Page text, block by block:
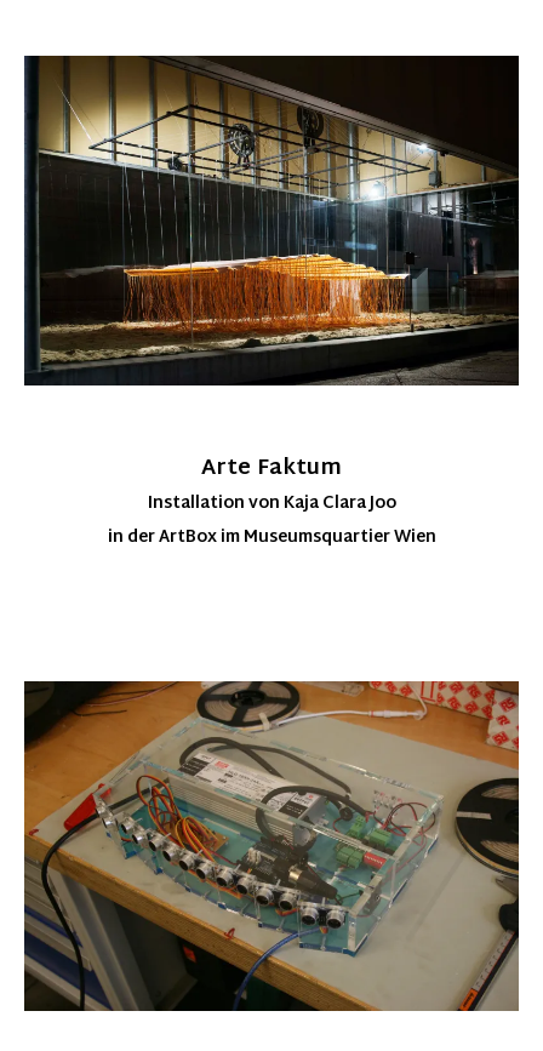
Arte Faktum
Installation von Kaja Clara Joo
in der ArtBox im Museumsquartier Wien